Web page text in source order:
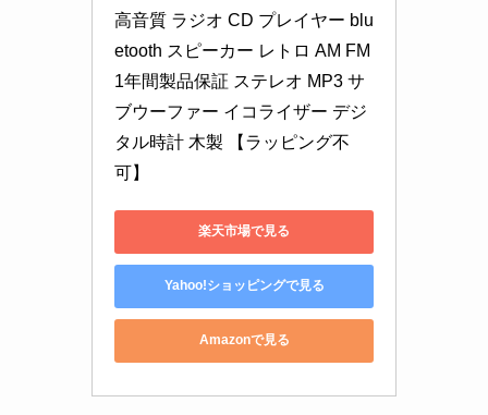
高音質 ラジオ CD プレイヤー blu
etooth スピーカー レトロ AM FM
1年間製品保証 ステレオ MP3 サ
ブウーファー イコライザー デジ
タル時計 木製 【ラッピング不
可】
楽天市場で見る
Yahoo!ショッピングで見る
Amazonで見る